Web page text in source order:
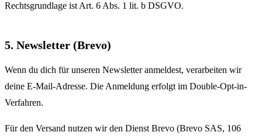
Rechtsgrundlage ist Art. 6 Abs. 1 lit. b DSGVO.
5. Newsletter (Brevo)
Wenn du dich für unseren Newsletter anmeldest, verarbeiten wir
deine E-Mail-Adresse. Die Anmeldung erfolgt im Double-Opt-in-
Verfahren.
Für den Versand nutzen wir den Dienst Brevo (Brevo SAS, 106